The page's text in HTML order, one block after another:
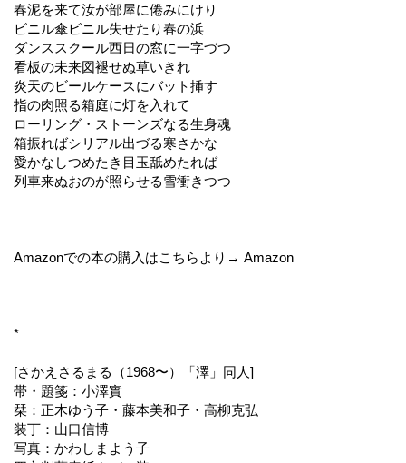
春泥を来て汝が部屋に倦みにけり
ビニル傘ビニル失せたり春の浜
ダンススクール西日の窓に一字づつ
看板の未来図褪せぬ草いきれ
炎天のビールケースにバット挿す
指の肉照る箱庭に灯を入れて
ローリング・ストーンズなる生身魂
箱振ればシリアル出づる寒さかな
愛かなしつめたき目玉舐めたれば
列車来ぬおのが照らせる雪衝きつつ
Amazonでの本の購入はこちらより→ Amazon
*
[さかえさるまる（1968〜）「澤」同人]
帯・題箋：小澤實
栞：正木ゆう子・藤本美和子・高柳克弘
装丁：山口信博
写真：かわしまよう子